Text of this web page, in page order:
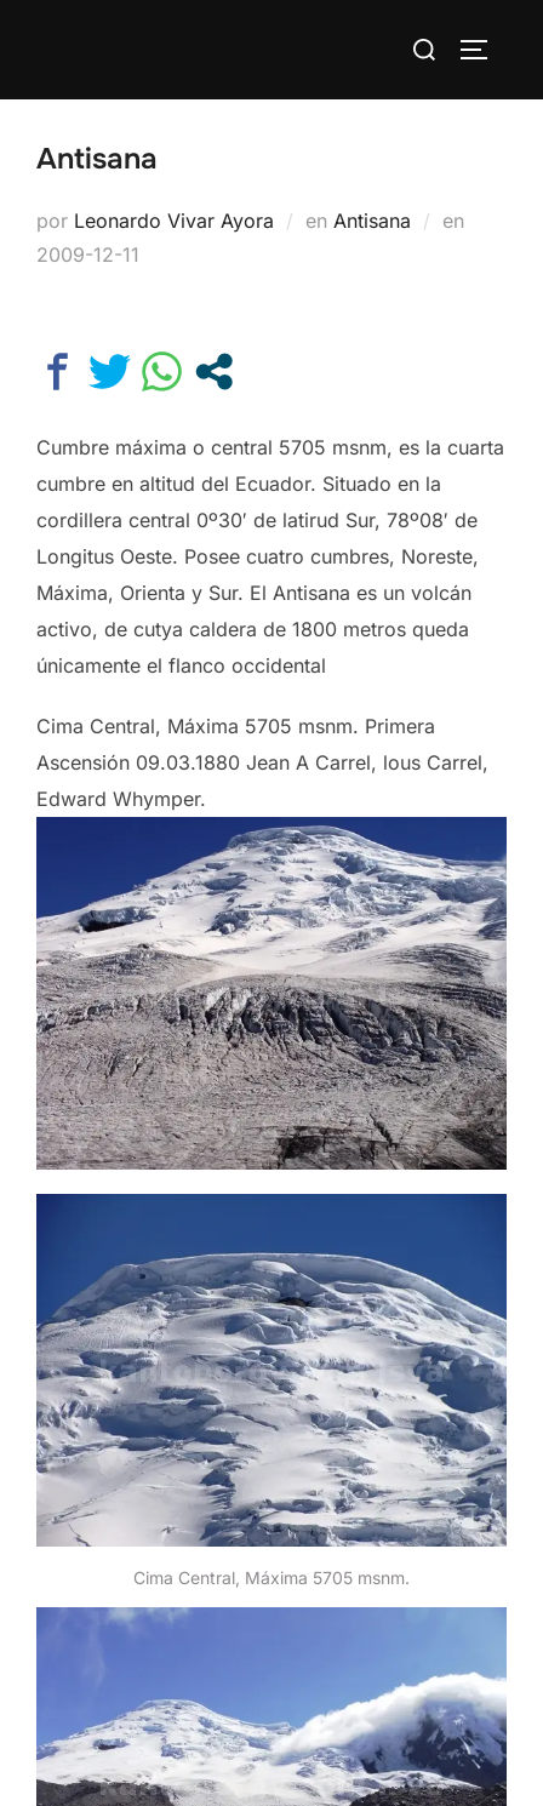
Buscar:
Antisana
por Leonardo Vivar Ayora en Antisana en
2009-12-11
Cumbre máxima o central 5705 msnm, es la cuarta
cumbre en altitud del Ecuador. Situado en la
cordillera central 0º30′ de latirud Sur, 78º08′ de
Longitus Oeste. Posee cuatro cumbres, Noreste,
Máxima, Orienta y Sur. El Antisana es un volcán
activo, de cutya caldera de 1800 metros queda
únicamente el flanco occidental
Cima Central, Máxima 5705 msnm. Primera
Ascensión 09.03.1880 Jean A Carrel, lous Carrel,
Edward Whymper.
Cima Central, Máxima 5705 msnm.